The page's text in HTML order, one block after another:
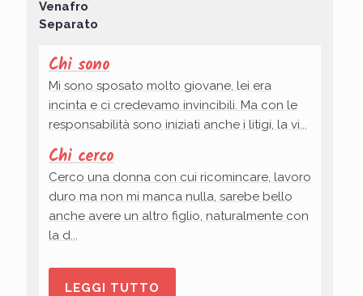
Venafro
Separato
Chi sono
Mi sono sposato molto giovane, lei era
incinta e ci credevamo invincibili. Ma con le
responsabilità sono iniziati anche i litigi, la vi...
Chi cerco
Cerco una donna con cui ricomincare, lavoro
duro ma non mi manca nulla, sarebe bello
anche avere un altro figlio, naturalmente con
la d...
LEGGI TUTTO